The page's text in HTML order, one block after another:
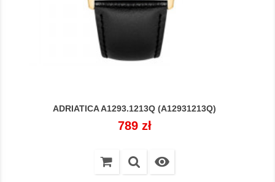
ADRIATICA A1293.1213Q (A12931213Q)
Cena
789 zł
